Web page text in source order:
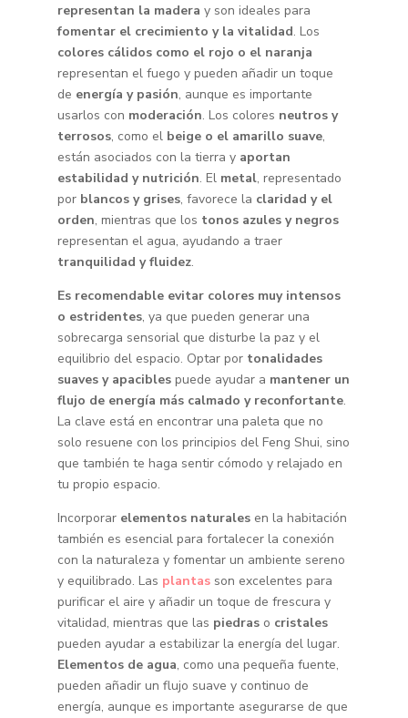
representan la madera y son ideales para
fomentar el crecimiento y la vitalidad. Los
colores cálidos como el rojo o el naranja
representan el fuego y pueden añadir un toque
de energía y pasión, aunque es importante
usarlos con moderación. Los colores neutros y
terrosos, como el beige o el amarillo suave,
están asociados con la tierra y aportan
estabilidad y nutrición. El metal, representado
por blancos y grises, favorece la claridad y el
orden, mientras que los tonos azules y negros
representan el agua, ayudando a traer
tranquilidad y fluidez.
Es recomendable evitar colores muy intensos
o estridentes, ya que pueden generar una
sobrecarga sensorial que disturbe la paz y el
equilibrio del espacio. Optar por tonalidades
suaves y apaciblespuede ayudar a mantener un
flujo de energía más calmado y reconfortante.
La clave está en encontrar una paleta que no
solo resuene con los principios del Feng Shui, sino
que también te haga sentir cómodo y relajado en
tu propio espacio.
Incorporar elementos naturalesen la habitación
también es esencial para fortalecer la conexión
con la naturaleza y fomentar un ambiente sereno
y equilibrado. Las plantasson excelentes para
purificar el aire y añadir un toque de frescura y
vitalidad, mientras que las piedraso cristales
pueden ayudar a estabilizar la energía del lugar.
Elementos de agua, como una pequeña fuente,
pueden añadir un flujo suave y continuo de
energía, aunque es importante asegurarse de que